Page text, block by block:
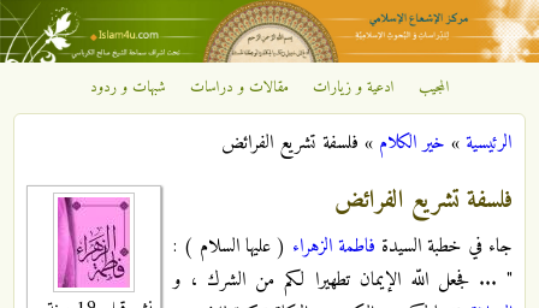
تجاوز إلى المحتوى الرئيسي
مركز
الإشعاع
الإسلامي
المجيب ادعية و زيارات مقالات و دراسات شبهات و ردود
أنت هنا
الرئيسية» خير الكلام » فلسفة تشريع الفرائض
فلسفة تشريع الفرائض
جاء في خطبة السيدة فاطمة الزهراء ( عليها السلام ) :
" ... فجعل اللّه الإيمان تطهيرا لكم من الشرك ، و